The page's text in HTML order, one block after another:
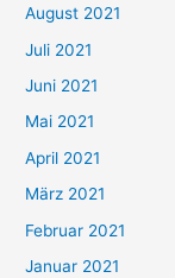
n
a
c
h
:
August 2021
Juli 2021
Juni 2021
Mai 2021
April 2021
März 2021
Februar 2021
Januar 2021